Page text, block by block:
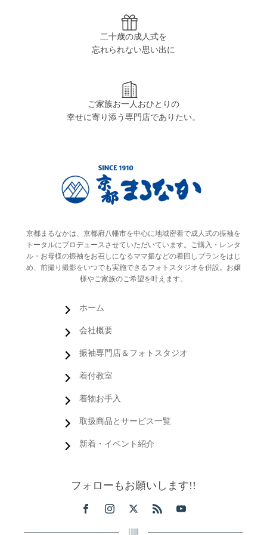
二十歳の成人式を
忘れられない思い出に
ご家族お一人おひとりの
幸せに寄り添う専門店でありたい。
京都まるなかは、京都府八幡市を中心に地域密着で成人式の振袖を
トータルにプロデュースさせていただいています。ご購入・レンタ
ル・お母様の振袖をお召しになるママ振などの着回しプランをはじ
め、前撮り撮影をいつでも実施できるフォトスタジオを併設。お嬢
様やご家族のご希望を叶えます。
ホーム
会社概要
振袖専門店＆フォトスタジオ
着付教室
着物お手入
取扱商品とサービス一覧
新着・イベント紹介
フォローもお願いします!!